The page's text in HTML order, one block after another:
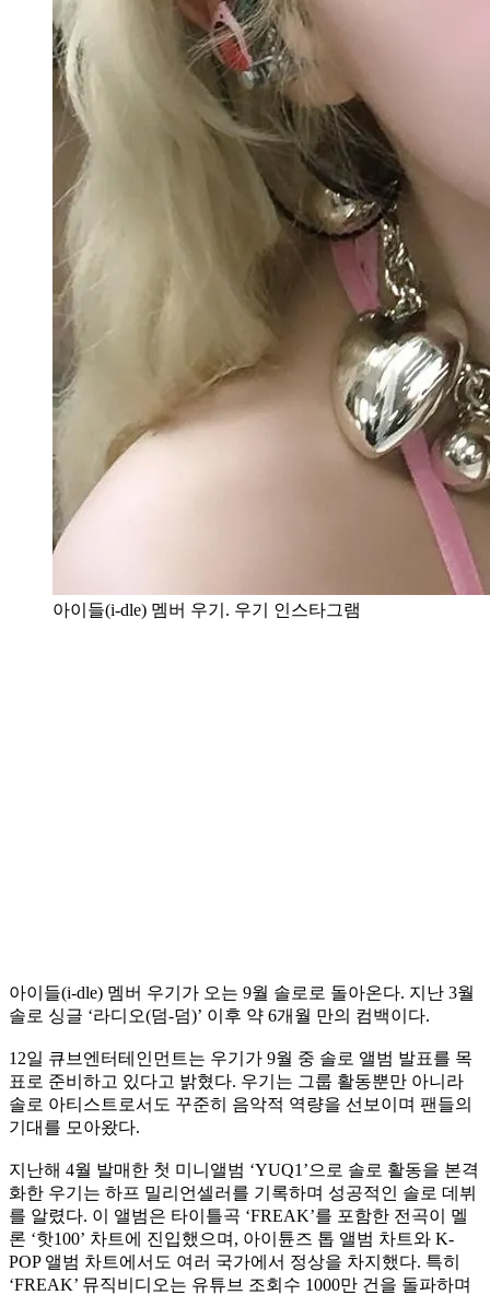
아이들(i-dle) 멤버 우기. 우기 인스타그램
아이들(i-dle) 멤버 우기가 오는 9월 솔로로 돌아온다. 지난 3월
솔로 싱글 ‘라디오(덤-덤)’ 이후 약 6개월 만의 컴백이다.
12일 큐브엔터테인먼트는 우기가 9월 중 솔로 앨범 발표를 목
표로 준비하고 있다고 밝혔다. 우기는 그룹 활동뿐만 아니라
솔로 아티스트로서도 꾸준히 음악적 역량을 선보이며 팬들의
기대를 모아왔다.
지난해 4월 발매한 첫 미니앨범 ‘YUQ1’으로 솔로 활동을 본격
화한 우기는 하프 밀리언셀러를 기록하며 성공적인 솔로 데뷔
를 알렸다. 이 앨범은 타이틀곡 ‘FREAK’를 포함한 전곡이 멜
론 ‘핫100’ 차트에 진입했으며, 아이튠즈 톱 앨범 차트와 K-
POP 앨범 차트에서도 여러 국가에서 정상을 차지했다. 특히
‘FREAK’ 뮤직비디오는 유튜브 조회수 1000만 건을 돌파하며